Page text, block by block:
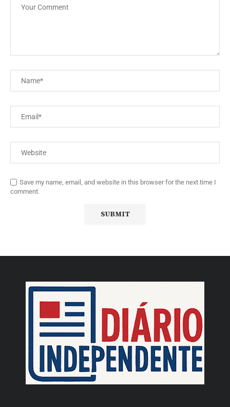
Save my name, email, and website in this browser for the next time I
comment.